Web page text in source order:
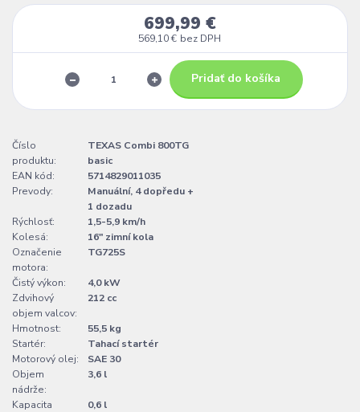
699,99 €
569,10 € bez DPH
Pridať do košíka
Číslo
produktu:
TEXAS Combi 800TG
basic
EAN kód:
5714829011035
Prevody:
Manuální, 4 dopředu +
1 dozadu
Rýchlosť:
1,5-5,9 km/h
Kolesá:
16" zimní kola
Označenie
motora:
TG725S
Čistý výkon:
4,0 kW
Zdvihový
objem valcov:
212 cc
Hmotnost:
55,5 kg
Startér:
Tahací startér
Motorový olej:
SAE 30
Objem
nádrže:
3,6 l
Kapacita
0,6 l